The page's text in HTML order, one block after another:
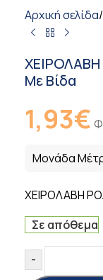
Αρχική σελίδα/
ΧΕΙΡΟΛΑΒΗ
Με Βίδα
1,93€
Μονάδα
ΧΕΙΡΟΛΑΒΗ
Σε απόθεμα
-